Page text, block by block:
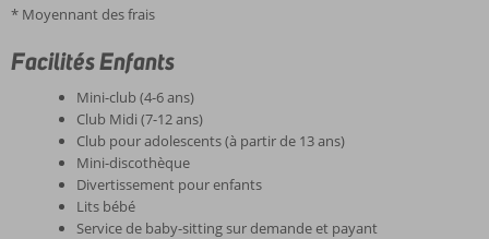
* Moyennant des frais
Facilités Enfants
Mini-club (4-6 ans)
Club Midi (7-12 ans)
Club pour adolescents (à partir de 13 ans)
Mini-discothèque
Divertissement pour enfants
Lits bébé
Service de baby-sitting sur demande et payant